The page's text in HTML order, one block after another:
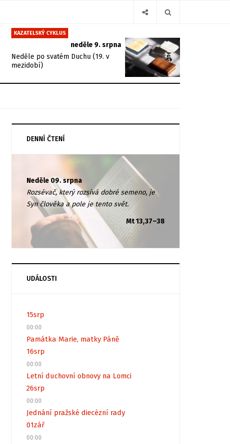
KAZATELSKÝ CYKLUS
neděle 9. srpna
Neděle po svatém Duchu (19. v
mezidobí)
DENNÍ ČTENÍ
Neděle 09. srpna
Rozsévač, který rozsívá dobré semeno, je
Syn člověka a pole je tento svět.
Mt 13,37–38
UDÁLOSTI
15srp
00:00
Památka Marie, matky Páně
16srp
00:00
Letní duchovní obnovy na Lomci
26srp
00:00
Jednání pražské diecézní rady
01zář
00:00